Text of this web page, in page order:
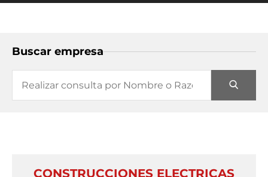
Buscar empresa
CONSTRUCCIONES ELECTRICAS